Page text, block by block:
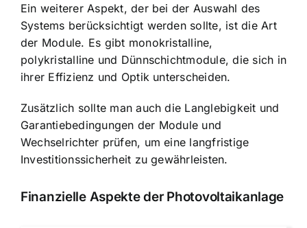
Ein weiterer Aspekt, der bei der Auswahl des
Systems berücksichtigt werden sollte, ist die Art
der Module. Es gibt monokristalline,
polykristalline und Dünnschichtmodule, die sich in
ihrer Effizienz und Optik unterscheiden.
Zusätzlich sollte man auch die Langlebigkeit und
Garantiebedingungen der Module und
Wechselrichter prüfen, um eine langfristige
Investitionssicherheit zu gewährleisten.
Finanzielle Aspekte der Photovoltaikanlage